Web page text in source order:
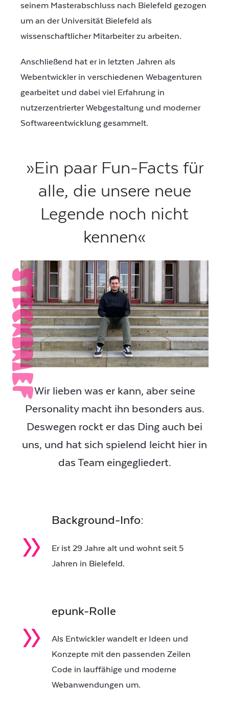
seinem Masterabschluss nach Bielefeld gezogen
um an der Universität Bielefeld als
wissenschaftlicher Mitarbeiter zu arbeiten.
Anschließend hat er in letzten Jahren als
Webentwickler in verschiedenen Webagenturen
gearbeitet und dabei viel Erfahrung in
nutzerzentrierter Webgestaltung und moderner
Softwareentwicklung gesammelt.
»Ein paar Fun-Facts für
alle, die unsere neue
Legende noch nicht
kennen«
SteckBrIEfWir lieben was er kann, aber seine
Personality macht ihn besonders aus.
Deswegen rockt er das Ding auch bei
uns, und hat sich spielend leicht hier in
das Team eingegliedert.
Background-Info:
»
Er ist 29 Jahre alt und wohnt seit 5
Jahren in Bielefeld.
epunk-Rolle
»
Als Entwickler wandelt er Ideen und
Konzepte mit den passenden Zeilen
Code in lauffähige und moderne
Webanwendungen um.